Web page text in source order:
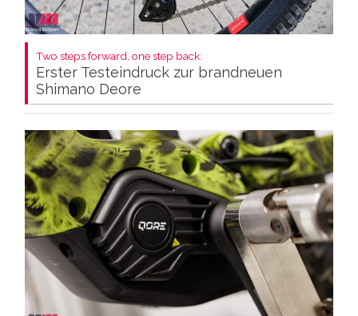
Two steps forward, one step back:
Erster Testeindruck zur brandneuen
Shimano Deore